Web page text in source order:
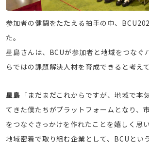
参加者の健闘をたたえる拍手の中、
た。
星島さんは、BCUが参加者と地域をつなぐ
らではの課題解決人材を育成できると考えて
星島 「まだまだこれからですが、地域で本
てきた僕たちがプラットフォームとなり、
をつなぐきっかけを作れたことを嬉しく思い
地域密着で取り組む企業として、BCUとい